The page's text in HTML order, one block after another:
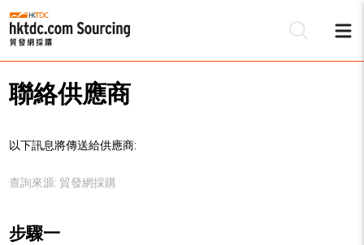
聯絡供應商
以下訊息將傳送給供應商:
查詢來源: 貿發網採購
步驟一